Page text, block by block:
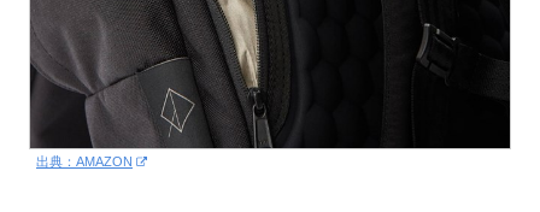
出典：AMAZON